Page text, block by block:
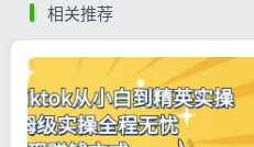
相关推荐